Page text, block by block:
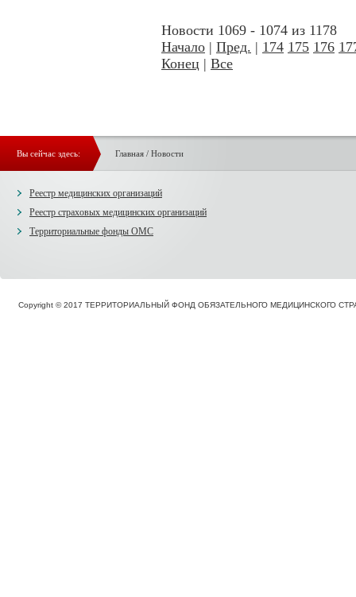
Новости 1069 - 1074 из 1178
Начало | Пред. | 174 175 176
Конец | Все
Вы сейчас здесь: Главная/ Новости
Реестр медицинских организаций
Реестр страховых медицинских организаций
Территориальные фонды ОМС
Copyright © 2017 ТЕРРИТОРИАЛЬНЫЙ ФОНД ОБЯЗАТЕЛЬНОГО МЕДИЦИНСКОГО